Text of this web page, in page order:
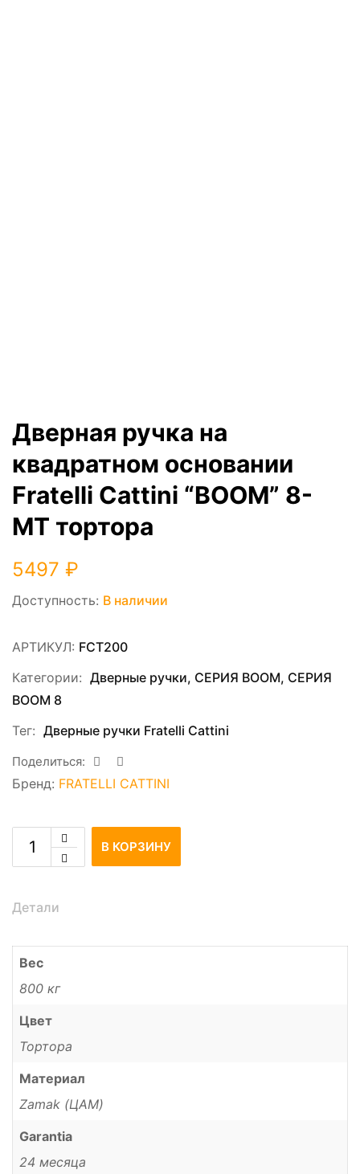
Дверная ручка на
квадратном основании
Fratelli Cattini “BOOM” 8-
MT тортора
5497 ₽
Доступность: В наличии
АРТИКУЛ: FCT200
Категории: Дверные ручки, СЕРИЯ ВOOM, СЕРИЯ
ВOOM 8
Тег: Дверные ручки Fratelli Cattini
Поделиться:
Бренд: FRATELLI CATTINI
В КОРЗИНУ
Детали
Вес
800 кг
Цвет
Тортора
Материал
Zamak (ЦАМ)
Garantia
24 месяца